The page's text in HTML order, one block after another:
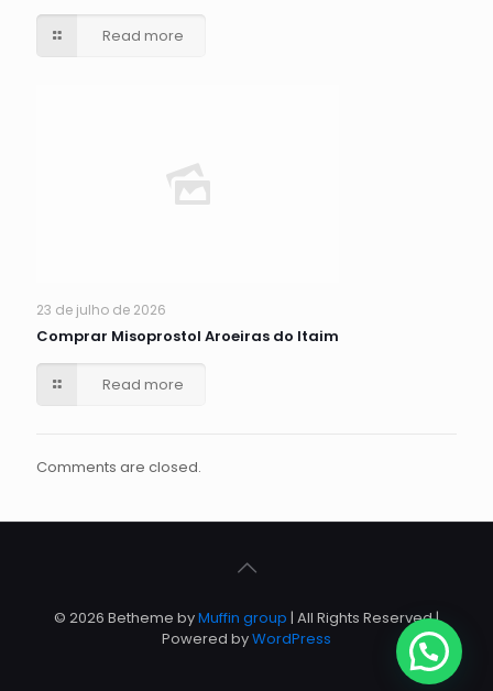
Read more
23 de julho de 2026
Comprar Misoprostol Aroeiras do Itaim
Read more
Comments are closed.
© 2026 Betheme byMuffin group | All Rights Reserved |
Powered byWordPress